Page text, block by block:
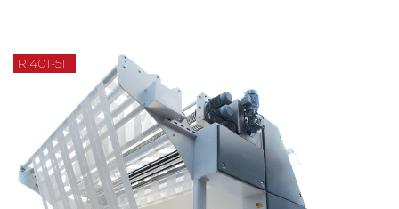
R.401-51